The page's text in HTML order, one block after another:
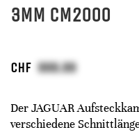
3MM CM2000
CHF
Der JAGUAR
verschiedene